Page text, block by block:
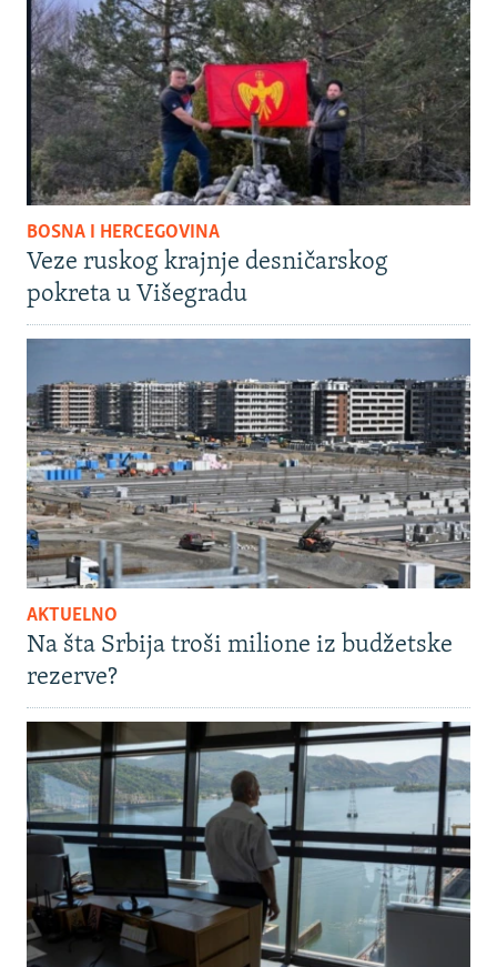
BOSNA I HERCEGOVINA
Veze ruskog krajnje desničarskog
pokreta u Višegradu
AKTUELNO
Na šta Srbija troši milione iz budžetske
rezerve?